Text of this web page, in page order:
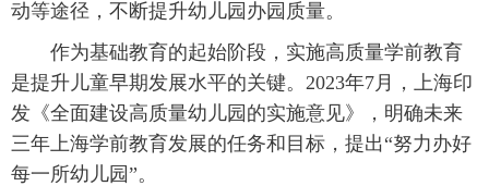
动等途径，不断提升幼儿园办园质量。
作为基础教育的起始阶段，实施高质量学前教育
是提升儿童早期发展水平的关键。2023年7月，上海印
发《全面建设高质量幼儿园的实施意见》，明确未来
三年上海学前教育发展的任务和目标，提出“努力办好
每一所幼儿园”。